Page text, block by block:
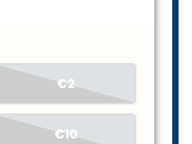
€2
€10